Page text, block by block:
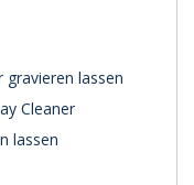
gravieren lassen
Cleaner
lassen